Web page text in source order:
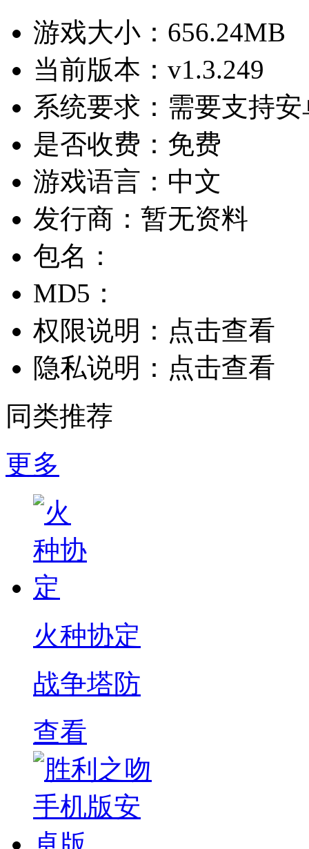
游戏大小： 656.24MB
当前版本： v1.3.249
系统要求： 需要支持
是否收费： 免费
游戏语言： 中文
发行商： 暂无资料
包名：
MD5：
权限说明： 点击查看
隐私说明： 点击查看
同类推荐
更多
火种协定
战争塔防
查看